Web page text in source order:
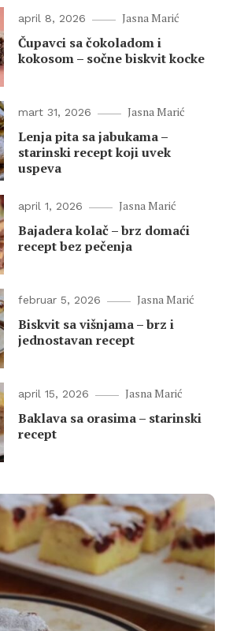
april 8, 2026 Jasna Marić
Čupavci sa čokoladom i
kokosom – sočne biskvit kocke
mart 31, 2026 Jasna Marić
Lenja pita sa jabukama –
starinski recept koji uvek
uspeva
april 1, 2026 Jasna Marić
Bajadera kolač – brz domaći
recept bez pečenja
februar 5, 2026 Jasna Marić
Biskvit sa višnjama – brz i
jednostavan recept
april 15, 2026 Jasna Marić
Baklava sa orasima – starinski
recept